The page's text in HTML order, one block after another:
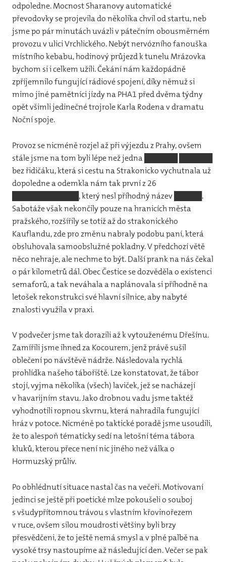
odpoledne. Mocnost Sharanovy automatické
převodovky se projevila do několika chvil od startu, neb
jsme po pár minutách uvázli v pátečním obousměrném
provozu v ulici Vrchlického. Nebýt nervózního fanouška
místního kebabu, hodinový průjezd k tunelu Mrázovka
bychom si i celkem užili. Čekání nám každopádně
zpříjemnilo fungující rádiové spojení, díky němuž si
mimo jiné pamětníci jízdy na PHA1 před dvěma týdny
opět všimli jedinečné trojrole Karla Rodena v dramatu
Noční spoje.
Provoz se nicméně rozjel až při výjezdu z Prahy, ovšem
stále jsme na tom byli lépe než jedna ██████ ██████
bez řidičáku, která si cestu na Strakonicko vychutnala už
dopoledne a odemkla nám tak první z 26
████████████, který nesl příhodný název █████.
Sabotáže však nekončily pouze na hranicích města
pražského, rozšířily se totiž až do strakonického
Kauflandu, zde pro změnu nabraly podobu paní, která
obsluhovala samoobslužné pokladny. V předchozí větě
něco nehraje, ale nechme to být. Další prank na nás čekal
o pár kilometrů dál. Obec Čestice se dozvěděla o existenci
semaforů, a tak neváhala a naplánovala si příhodně na
letošek rekonstrukci své hlavní silnice, aby nabyté
znalosti využila v praxi.
V podvečer jsme tak dorazili až k vytouženému Dřešínu.
Zamířili jsme ihned za Kocourem, jenž právě sušil
oblečení po návštěvě nádrže. Následovala rychlá
prohlídka našeho tábořiště. Lze konstatovat, že tábor
stojí, vyjma několika (všech) laviček, jež se nacházejí
v havarijním stavu. Jako drobnou vadu jsme taktéž
vyhodnotili ropnou skvrnu, která nahradila fungující
hráz v potoce. Nicméně po taktické poradě jsme usoudili,
že to alespoň tématicky sedí na letošní téma tábora
kluků, kterou přece není nic jiného než válka o
Hormuzský průliv.
Po obhlédnutí situace nastal čas na večeři. Motivovaní
jedinci se ještě při poetické mlze pokoušeli o souboj
s všudypřítomnou trávou s vlastním křovinořezem
v ruce, ovšem silou moudrosti většiny byli brzy
přesvědčeni, že to ještě nemá smysl a v plné palbě na
vysoké trsy nastoupíme až následující den. Večer se pak